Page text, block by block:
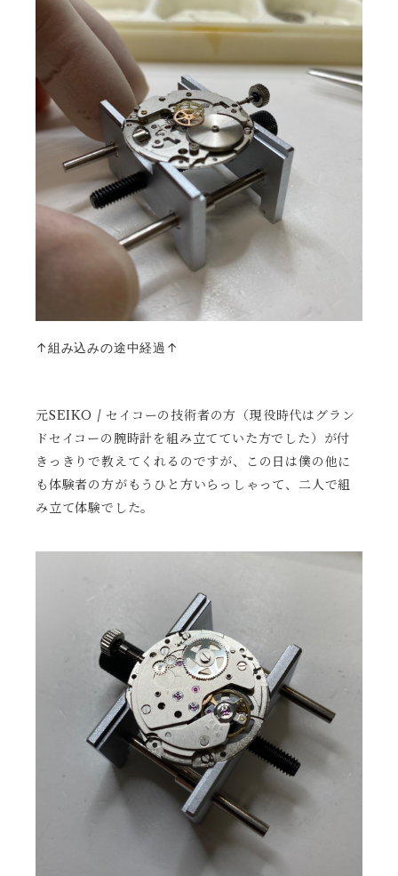
↑組み込みの途中経過↑
元SEIKO / セイコーの技術者の方（現役時代はグラン
ドセイコーの腕時計を組み立てていた方でした）が付
きっきりで教えてくれるのですが、この日は僕の他に
も体験者の方がもうひと方いらっしゃって、二人で組
み立て体験でした。